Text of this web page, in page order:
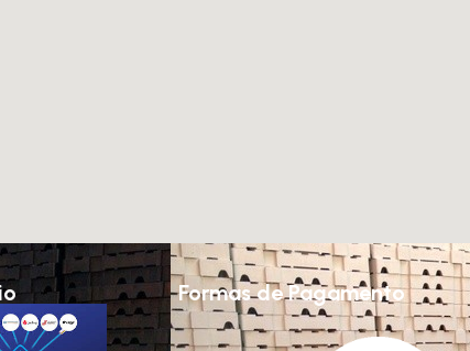
Formas de Pagamento